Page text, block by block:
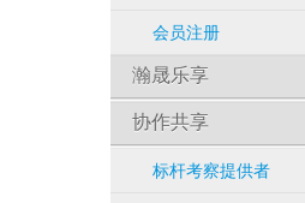
会员注册
瀚晟乐享
协作共享
标杆考察提供者